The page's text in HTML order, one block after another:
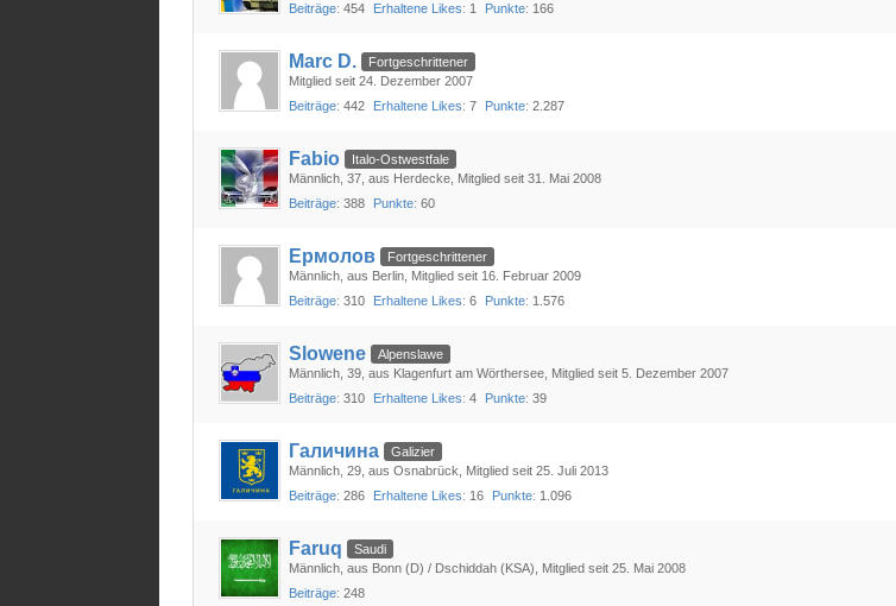
Beiträge 454 Erhaltene Likes 1 Punkte 166
Marc D.
Fortgeschrittener
Mitglied seit 24. Dezember 2007
Beiträge 442 Erhaltene Likes 7 Punkte 2.287
Fabio
Italo-Ostwestfale
Männlich 37 aus Herdecke Mitglied seit 31. Mai 2008
Beiträge 388 Punkte 60
Ермолов
Fortgeschrittener
Männlich aus Berlin Mitglied seit 16. Februar 2009
Beiträge 310 Erhaltene Likes 6 Punkte 1.576
Slowene
Alpenslawe
Männlich 39 aus Klagenfurt am Wörthersee Mitglied seit 5. Dezember 2007
Beiträge 310 Erhaltene Likes 4 Punkte 39
Галичина
Galizier
Männlich 29 aus Osnabrück
Mitglied seit 25. Juli 2013
Beiträge 286 Erhaltene Likes 16 Punkte 1.096
Faruq
Saudi
Männlich aus Bonn (D) / Dschiddah (KSA)
Mitglied seit 25. Mai 2008
Beiträge 248